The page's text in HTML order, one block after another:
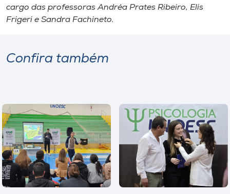
Editora
Unoesc
Store
Selecione
o idioma
cargo das professoras Andréa Prates Ribeiro, Elis
Frigeri e Sandra Fachineto.
Confira também